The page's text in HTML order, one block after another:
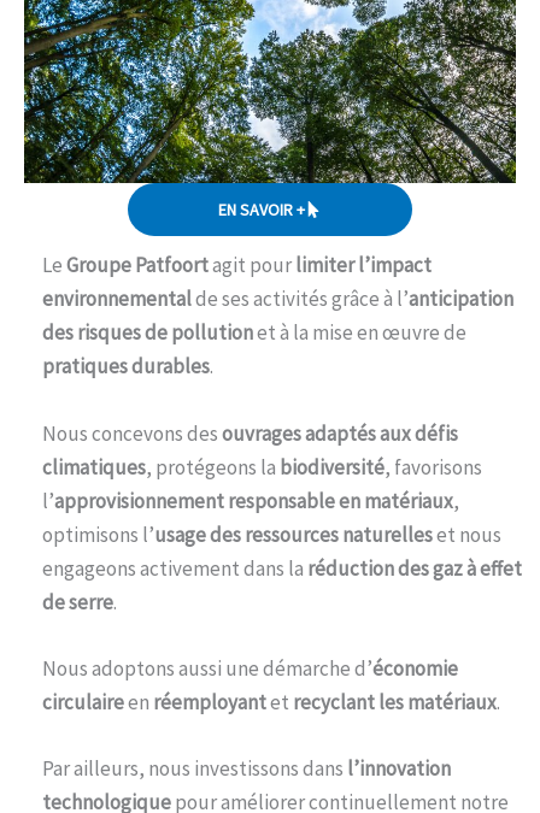
EN SAVOIR +
LeGroupe Patfoortagit pourlimiter l’impact
environnementalde ses activités grâce à l’anticipation
des risques de pollutionet à la mise en œuvre de
pratiques durables.
Nous concevons desouvrages adaptés aux défis
climatiques, protégeons la biodiversité, favorisons
l’approvisionnement responsable en matériaux,
optimisons l’usage des ressources naturelleset nous
engageons activement dans la réduction des gaz à effet
de serre.
Nous adoptons aussi une démarche d’économie
circulaireen réemployantet recyclant les matériaux.
Par ailleurs, nous investissons dans l’innovation
technologiquepour améliorer continuellement notre